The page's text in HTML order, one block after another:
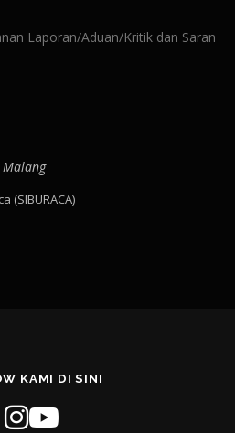
Laporan/Aduan/Kritik dan Saran
Malang
(SIBURACA)
KAMI DI SINI